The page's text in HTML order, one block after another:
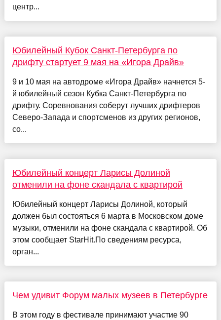
центр...
Юбилейный Кубок Санкт-Петербурга по
дрифту стартует 9 мая на «Игора Драйв»
9 и 10 мая на автодроме «Игора Драйв» начнется 5-
й юбилейный сезон Кубка Санкт-Петербурга по
дрифту. Соревнования соберут лучших дрифтеров
Северо-Запада и спортсменов из других регионов,
со...
Юбилейный концерт Ларисы Долиной
отменили на фоне скандала с квартирой
Юбилейный концерт Ларисы Долиной, который
должен был состояться 6 марта в Московском доме
музыки, отменили на фоне скандала с квартирой. Об
этом сообщает StarHit.По сведениям ресурса,
орган...
Чем удивит Форум малых музеев в Петербурге
В этом году в фестивале принимают участие 90